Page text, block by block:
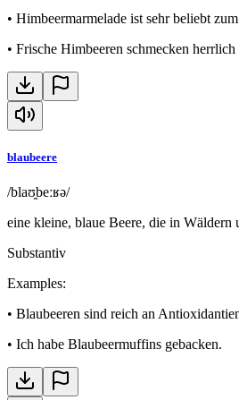
• Himbeermarmelade ist sehr beliebt
• Frische Himbeeren schmecken herrlich
blaubeere
/blaʊ̯beːʁə/
eine kleine, blaue Beere, die in Wäldern
Substantiv
Examples:
• Blaubeeren sind reich an
• Ich habe Blaubeermuffins gebacken.